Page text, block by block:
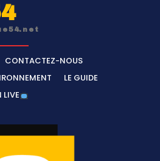
CONTACTEZ-NOUS
LE GUIDE
LIVE